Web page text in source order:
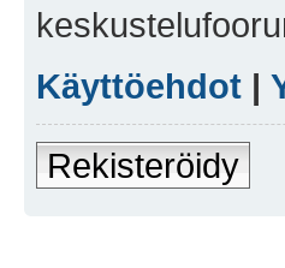
Käyttöehdot |
Rekisteröidy